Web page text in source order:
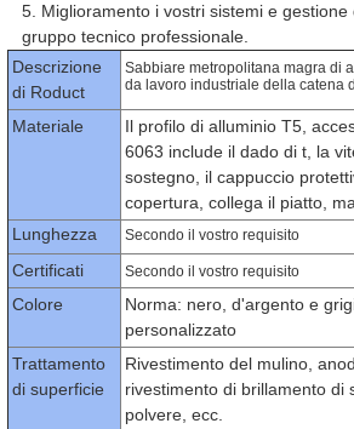
5. Miglioramento i vostri sistemi e
gruppo tecnico professionale.
Descrizione
di Roduct
Sabbiare metropolitana magra di
da lavoro industriale della catena
Materiale
Il profilo di alluminio T5,
6063 include il dado di t, la
sostegno, il cappuccio
copertura, collega il piatto,
Lunghezza
Secondo il vostro requisito
Certificati Secondo il vostro requisito
Colore
Norma: nero, d'argento e
personalizzato
Trattamento
di superficie
Rivestimento del mulino,
rivestimento di brillamento di
polvere, ecc.